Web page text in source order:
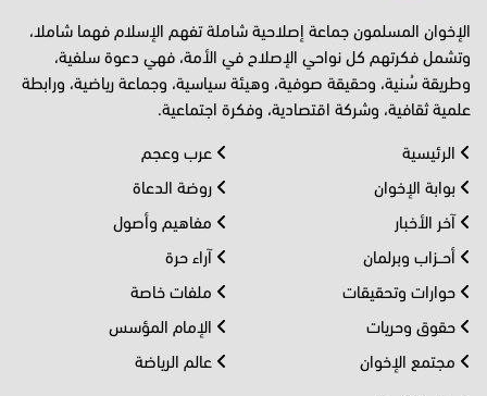
الإخوان المسلمون جماعة إصلاحية شاملة تفهم الإسلام فهما شاملا،
وتشمل فكرتهم كل نواحي الإصلاح في الأمة، فهي دعوة سلفية،
وطريقة سُنية، وحقيقة صوفية، وهيئة سياسية، وجماعة رياضية، ورابطة
علمية ثقافية، وشركة اقتصادية، وفكرة اجتماعية.
الرئيسية
بوابة الإخوان
آخر الأخبار
أحــزاب وبرلمان
حوارات وتحقيقات
حقوق وحريات
مجتمع الإخوان
عرب وعجم
روضة الدعاة
مفاهيم وأصول
آراء حرة
ملفات خاصة
الإمام المؤسس
عالم الرياضة